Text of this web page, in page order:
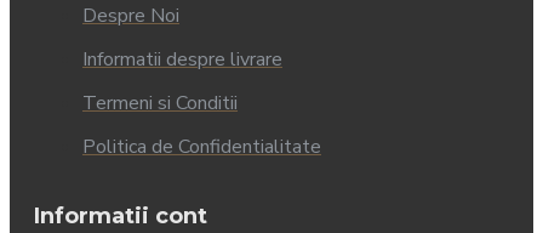
Despre Noi
Informatii despre livrare
Termeni si Conditii
Politica de Confidentialitate
Informatii cont